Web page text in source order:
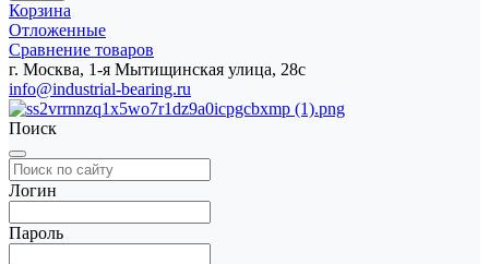
Корзина
Отложенные
Сравнение товаров
г. Москва, 1-я Мытищинская улица, 28с
info@industrial-bearing.ru
Поиск
Логин
Пароль